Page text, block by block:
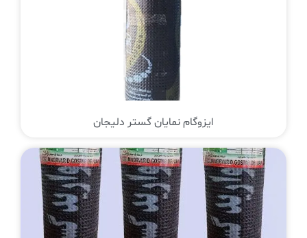
ایزوگام نمایان گستر دلیجان